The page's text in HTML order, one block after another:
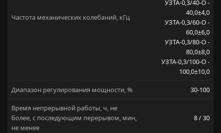
Частота механических колебаний, кГц
УЗТА-0,3/40-О -
40,0±4,0
УЗТА-0,3/60-О -
60,0±6,0
УЗТА-0,3/80-О -
80,0±8,0
УЗТА-0,3/100-О -
100,0±10,0
Диапазон регулирования мощности, % 30-100
Время непрерывной работы, ч, не
более, с последующим перерывом, мин,
не менее
8 / 30